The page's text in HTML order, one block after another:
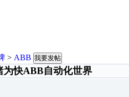
> ABB 我要发帖
为快ABB自动化世界